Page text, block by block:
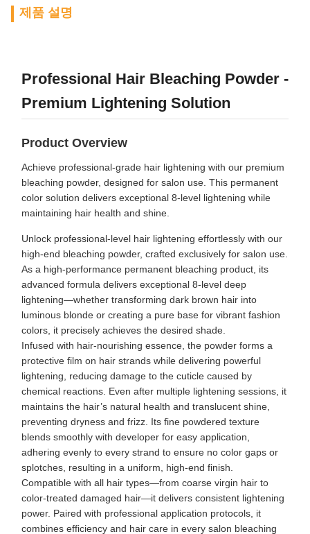
제품 설명
Professional Hair Bleaching Powder -
Premium Lightening Solution
Product Overview
Achieve professional-grade hair lightening with our premium
bleaching powder, designed for salon use. This permanent
color solution delivers exceptional 8-level lightening while
maintaining hair health and shine.
Unlock professional-level hair lightening effortlessly with our
high-end bleaching powder, crafted exclusively for salon use.
As a high-performance permanent bleaching product, its
advanced formula delivers exceptional 8-level deep
lightening—whether transforming dark brown hair into
luminous blonde or creating a pure base for vibrant fashion
colors, it precisely achieves the desired shade.
Infused with hair-nourishing essence, the powder forms a
protective film on hair strands while delivering powerful
lightening, reducing damage to the cuticle caused by
chemical reactions. Even after multiple lightening sessions, it
maintains the hair’s natural health and translucent shine,
preventing dryness and frizz. Its fine powdered texture
blends smoothly with developer for easy application,
adhering evenly to every strand to ensure no color gaps or
splotches, resulting in a uniform, high-end finish.
Compatible with all hair types—from coarse virgin hair to
color-treated damaged hair—it delivers consistent lightening
power. Paired with professional application protocols, it
combines efficiency and hair care in every salon bleaching